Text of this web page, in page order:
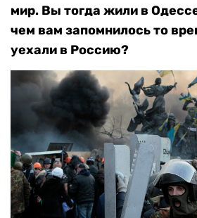
мир. Вы тогда жили в
чем вам запомнилось то
уехали в Россию?